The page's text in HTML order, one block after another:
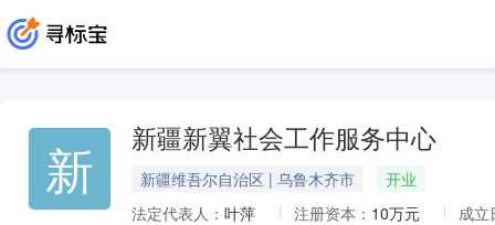
新 新疆新翼社会工作服务中心
新疆维吾尔自治区 | 乌鲁木齐市
开业
法定代表人： 叶萍 注册资本： 10万元
成立